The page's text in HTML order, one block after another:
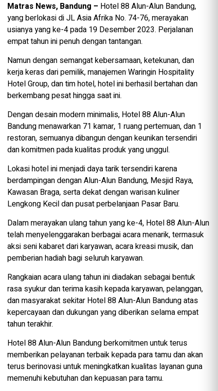
Matras News, Bandung – Hotel 88 Alun-Alun Bandung,
yang berlokasi di JL Asia Afrika No. 74-76, merayakan
usianya yang ke-4 pada 19 Desember 2023. Perjalanan
empat tahun ini penuh dengan tantangan.
Namun dengan semangat kebersamaan, ketekunan, dan
kerja keras dari pemilik, manajemen Waringin Hospitality
Hotel Group, dan tim hotel, hotel ini berhasil bertahan dan
berkembang pesat hingga saat ini.
Dengan desain modern minimalis, Hotel 88 Alun-Alun
Bandung menawarkan 71 kamar, 1 ruang pertemuan, dan 1
restoran, semuanya dibangun dengan keunikan tersendiri
dan komitmen pada kualitas produk yang unggul.
Lokasi hotel ini menjadi daya tarik tersendiri karena
berdampingan dengan Alun-Alun Bandung, Mesjid Raya,
Kawasan Braga, serta dekat dengan warisan kuliner
Lengkong Kecil dan pusat perbelanjaan Pasar Baru.
Dalam merayakan ulang tahun yang ke-4, Hotel 88 Alun-Alun
telah menyelenggarakan berbagai acara menarik, termasuk
aksi seni kabaret dari karyawan, acara kreasi musik, dan
pemberian hadiah bagi seluruh karyawan.
Rangkaian acara ulang tahun ini diadakan sebagai bentuk
rasa syukur dan terima kasih kepada karyawan, pelanggan,
dan masyarakat sekitar Hotel 88 Alun-Alun Bandung atas
kepercayaan dan dukungan yang diberikan selama empat
tahun terakhir.
Hotel 88 Alun-Alun Bandung berkomitmen untuk terus
memberikan pelayanan terbaik kepada para tamu dan akan
terus berinovasi untuk meningkatkan kualitas layanan guna
memenuhi kebutuhan dan kepuasan para tamu.